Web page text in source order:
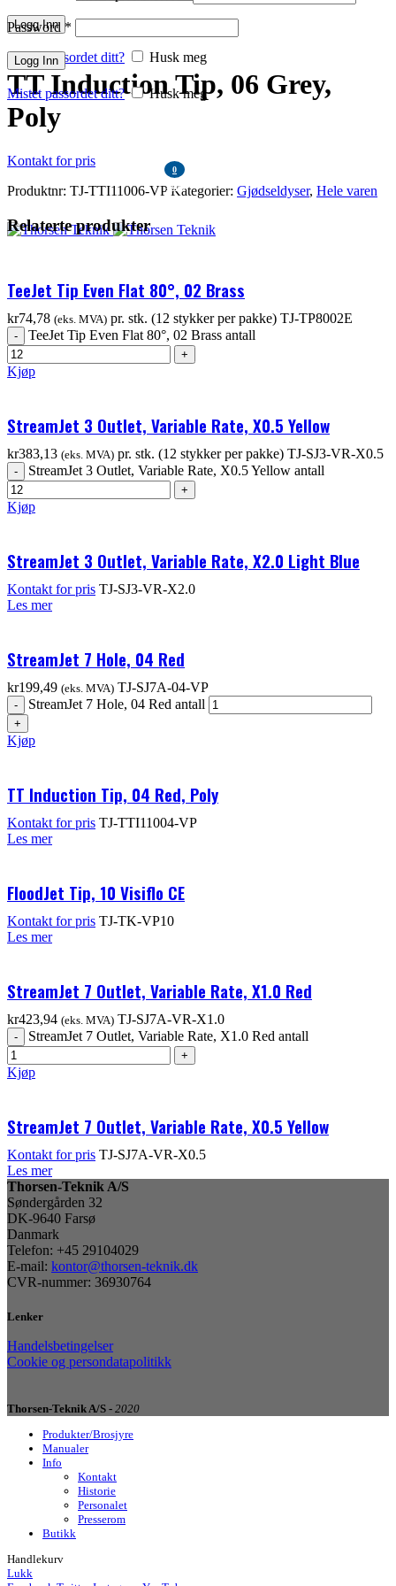
Logg Inn
Mistet passordet ditt? Husk meg
Password *
Logg Inn
Mistet passordet ditt? Husk meg
0
items
TT Induction Tip, 06 Grey,
Poly
Kontakt for pris
Produktnr: TJ-TTI11006-VP Kategorier: Gjødseldyser, Hele varen
Relaterte produkter
TeeJet Tip Even Flat 80°, 02 Brass
kr74,78 (eks. MVA) pr. stk. (12 stykker per pakke) TJ-TP8002E
TeeJet Tip Even Flat 80°, 02 Brass antall
Kjøp
StreamJet 3 Outlet, Variable Rate, X0.5 Yellow
kr383,13 (eks. MVA) pr. stk. (12 stykker per pakke) TJ-SJ3-VR-X0.5
StreamJet 3 Outlet, Variable Rate, X0.5 Yellow antall
Kjøp
StreamJet 3 Outlet, Variable Rate, X2.0 Light Blue
Kontakt for pris TJ-SJ3-VR-X2.0
Les mer
StreamJet 7 Hole, 04 Red
kr199,49 (eks. MVA) TJ-SJ7A-04-VP
StreamJet 7 Hole, 04 Red antall
Kjøp
TT Induction Tip, 04 Red, Poly
Kontakt for pris TJ-TTI11004-VP
Les mer
FloodJet Tip, 10 Visiflo CE
Kontakt for pris TJ-TK-VP10
Les mer
StreamJet 7 Outlet, Variable Rate, X1.0 Red
kr423,94 (eks. MVA) TJ-SJ7A-VR-X1.0
StreamJet 7 Outlet, Variable Rate, X1.0 Red antall
Kjøp
StreamJet 7 Outlet, Variable Rate, X0.5 Yellow
Kontakt for pris TJ-SJ7A-VR-X0.5
Les mer
Thorsen-Teknik A/S
Søndergården 32
DK-9640 Farsø
Danmark
Telefon: +45 29104029
E-mail: kontor@thorsen-teknik.dk
CVR-nummer: 36930764
Lenker
Handelsbetingelser
Cookie og persondatapolitikk
Thorsen-Teknik A/S - 2020
Produkter/Brosjyre
Manualer
Info
Kontakt
Historie
Personalet
Presserom
Butikk
Handlekurv
Lukk